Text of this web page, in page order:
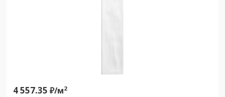
4 557.35 ₽/м2